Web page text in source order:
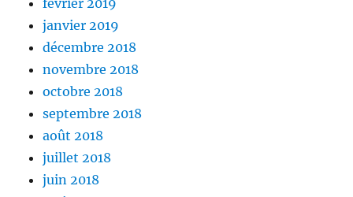
février 2019
janvier 2019
décembre 2018
novembre 2018
octobre 2018
septembre 2018
août 2018
juillet 2018
juin 2018